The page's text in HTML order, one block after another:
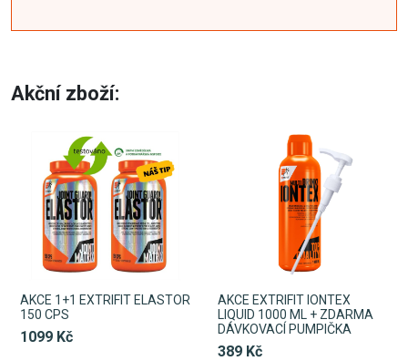
Akční zboží:
AKCE 1+1 EXTRIFIT ELASTOR
150 CPS
1099 Kč
AKCE EXTRIFIT IONTEX
LIQUID 1000 ML + ZDARMA
DÁVKOVACÍ PUMPIČKA
389 Kč